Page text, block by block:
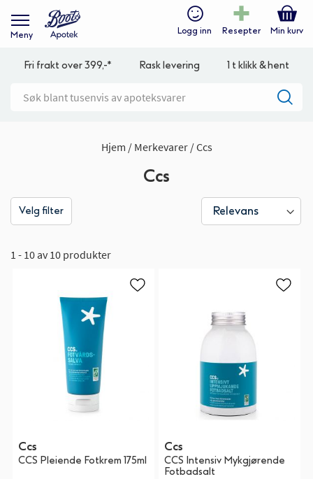
Meny Logg inn Resepter Min kurv
Fri frakt over 399,-* Rask levering 1 t klikk & hent
Hjem Merkevarer Ccs
Ccs
Velg filter
1 - 10 av 10 produkter
Ccs
CCS Pleiende Fotkrem 175ml
Ccs
CCS Intensiv Mykgjørende
Fotbadsalt